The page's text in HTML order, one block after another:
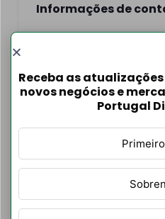
Informações de
Listagens de
autores
Receba as
novos negócios e
Portugal